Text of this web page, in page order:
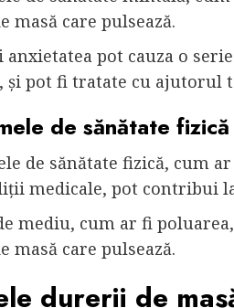
masă care pulsează.
anxietatea pot cauza o
și pot fi tratate cu ajutorul
de sănătate fizică
de sănătate fizică, cum
medicale, pot contribui
mediu, cum ar fi
masă care pulsează.
durerii de